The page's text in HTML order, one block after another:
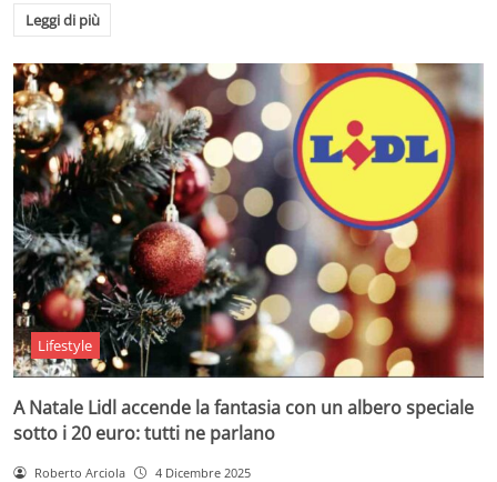
Leggi di più
Lifestyle
A Natale Lidl accende la fantasia con un albero speciale
sotto i 20 euro: tutti ne parlano
Roberto Arciola 4 Dicembre 2025